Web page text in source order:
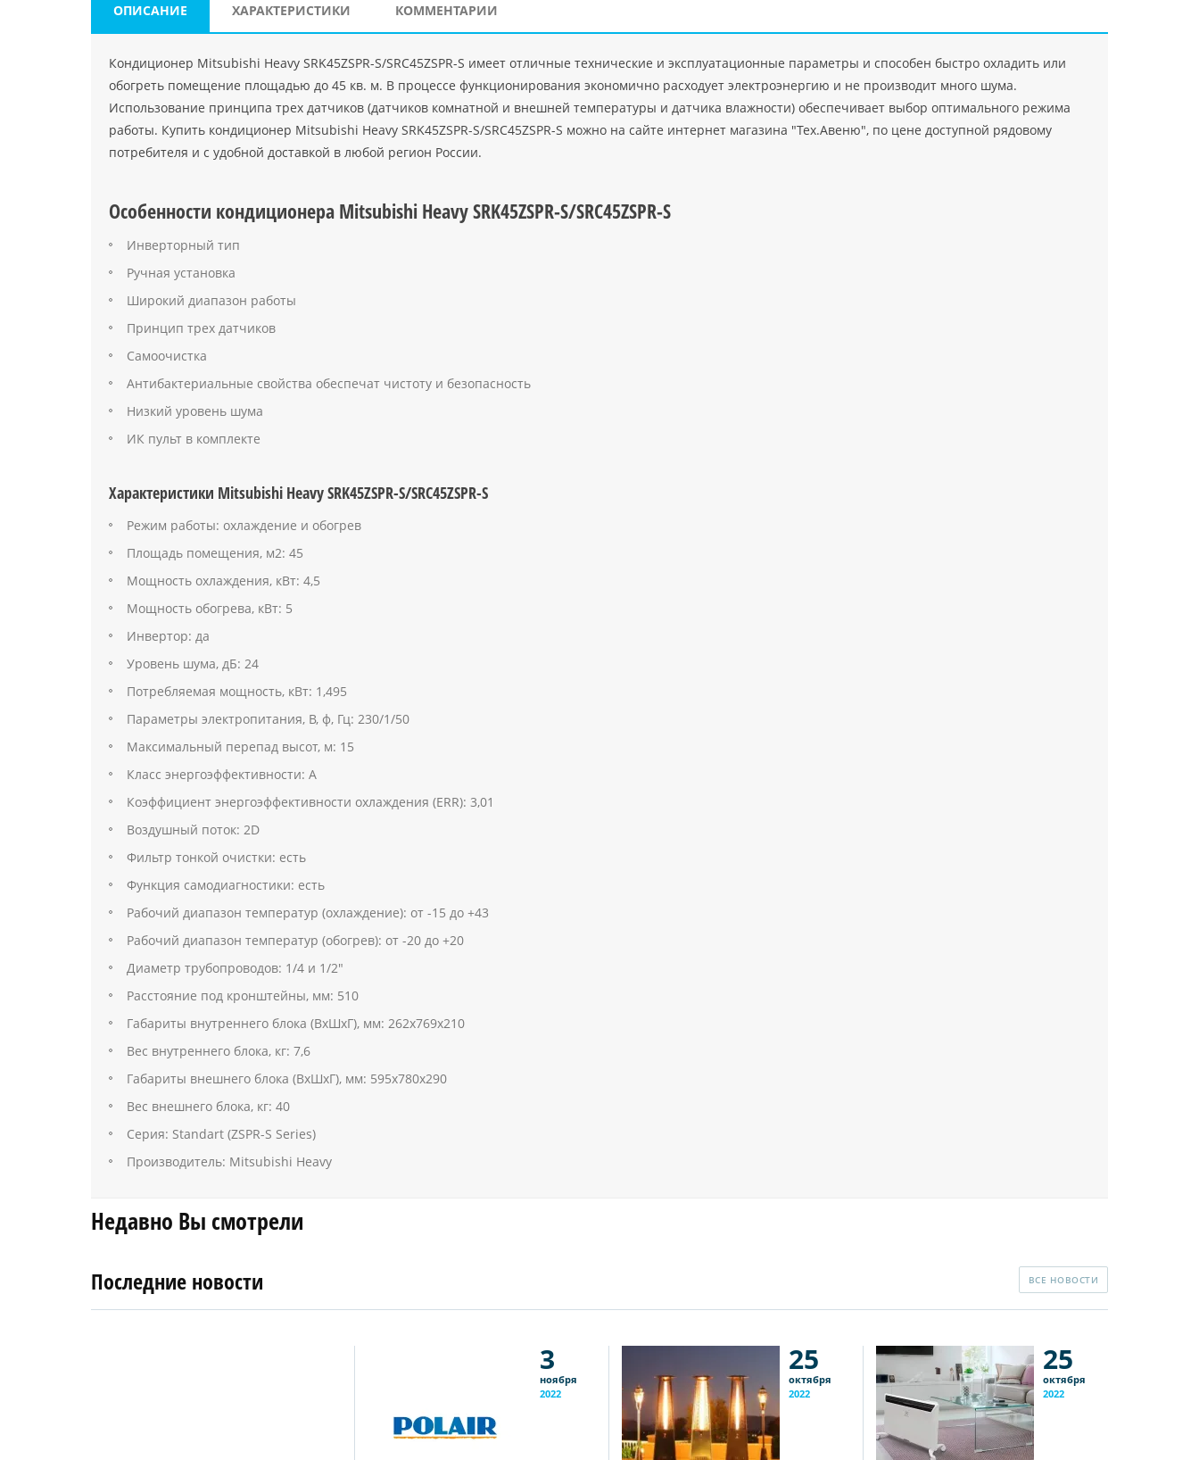
ОПИСАНИЕ ХАРАКТЕРИСТИКИ КОММЕНТАРИИ
Кондиционер Mitsubishi Heavy SRK45ZSPR-S/SRC45ZSPR-S имеет отличные технические и эксплуатационные параметры и способен быстро охладить или
обогреть помещение площадью до 45 кв. м. В процессе функционирования экономично расходует электроэнергию и не производит много шума.
Использование принципа трех датчиков (датчиков комнатной и внешней температуры и датчика влажности) обеспечивает выбор оптимального режима
работы. Купить кондиционер Mitsubishi Heavy SRK45ZSPR-S/SRC45ZSPR-S можно на сайте интернет магазина "Тех.Авеню", по цене доступной рядовому
потребителя и с удобной доставкой в любой регион России.
Особенности кондиционера Mitsubishi Heavy SRK45ZSPR-S/SRC45ZSPR-S
Инверторный тип
Ручная установка
Широкий диапазон работы
Принцип трех датчиков
Самоочистка
Антибактериальные свойства обеспечат чистоту и безопасность
Низкий уровень шума
ИК пульт в комплекте
Характеристики Mitsubishi Heavy SRK45ZSPR-S/SRC45ZSPR-S
Режим работы: охлаждение и обогрев
Площадь помещения, м2: 45
Мощность охлаждения, кВт: 4,5
Мощность обогрева, кВт: 5
Инвертор: да
Уровень шума, дБ: 24
Потребляемая мощность, кВт: 1,495
Параметры электропитания, В, ф, Гц: 230/1/50
Максимальный перепад высот, м: 15
Класс энергоэффективности: А
Коэффициент энергоэффективности охлаждения (ERR): 3,01
Воздушный поток: 2D
Фильтр тонкой очистки: есть
Функция самодиагностики: есть
Рабочий диапазон температур (охлаждение): от -15 до +43
Рабочий диапазон температур (обогрев): от -20 до +20
Диаметр трубопроводов: 1/4 и 1/2"
Расстояние под кронштейны, мм: 510
Габариты внутреннего блока (ВхШхГ), мм: 262х769х210
Вес внутреннего блока, кг: 7,6
Габариты внешнего блока (ВхШхГ), мм: 595х780х290
Вес внешнего блока, кг: 40
Серия: Standart (ZSPR-S Series)
Производитель: Mitsubishi Heavy
Недавно Вы смотрели
Последние новости ВСЕ НОВОСТИ
3
ноября
2022
25
октября
2022
25
октября
2022